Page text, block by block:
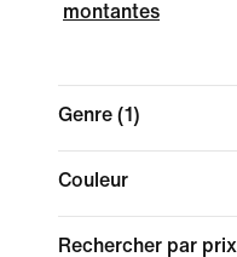
montantes
Genre (1)
Couleur
Rechercher par prix